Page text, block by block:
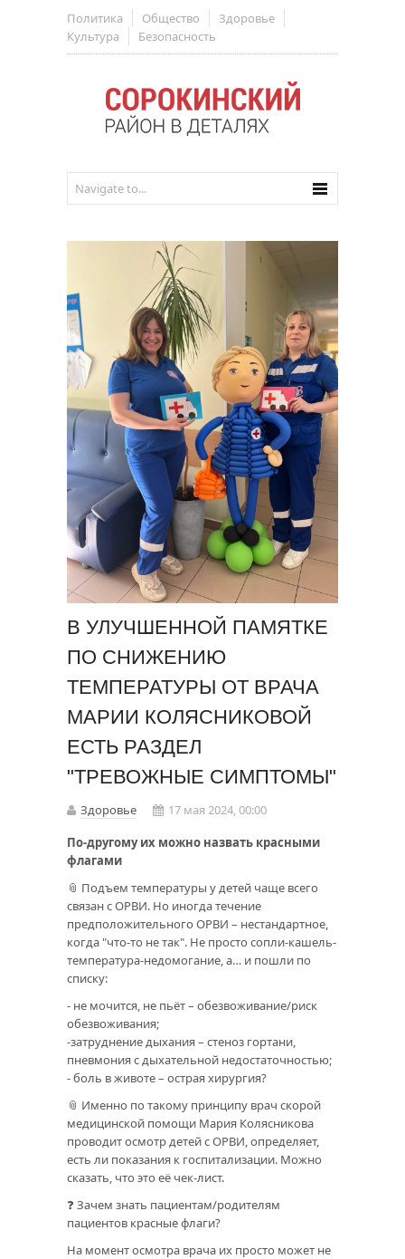
Политика Общество
Здоровье
Культура
Безопасность
В УЛУЧШЕННОЙ ПАМЯТКЕ
ПО СНИЖЕНИЮ
ТЕМПЕРАТУРЫ ОТ ВРАЧА
МАРИИ КОЛЯСНИКОВОЙ
ЕСТЬ РАЗДЕЛ
"ТРЕВОЖНЫЕ СИМПТОМЫ"
Здоровье
17 мая 2024, 00:00
По-другому их можно назвать красными
флагами
📎 Подъем температуры у детей чаще всего
связан с ОРВИ. Но иногда течение
предположительного ОРВИ – нестандартное,
когда "что-то не так". Не просто сопли-кашель-
температура-недомогание, а… и пошли по
списку:
- не мочится, не пьёт – обезвоживание/риск
обезвоживания;
-затруднение дыхания – стеноз гортани,
пневмония с дыхательной недостаточностью;
- боль в животе – острая хирургия?
📎 Именно по такому принципу врач скорой
медицинской помощи Мария Колясникова
проводит осмотр детей с ОРВИ, определяет,
есть ли показания к госпитализации. Можно
сказать, что это её чек-лист.
❓ Зачем знать пациентам/родителям
пациентов красные флаги?
На момент осмотра врача их просто может не